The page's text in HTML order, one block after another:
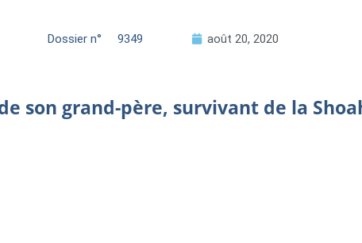
Dossier n° 9349 août 20, 2020
son grand-père, survivant de la